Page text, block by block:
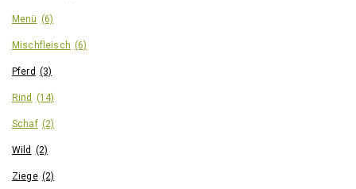
Menü (6)
Mischfleisch (6)
Pferd (3)
Rind (14)
Schaf (2)
Wild (2)
Ziege (2)